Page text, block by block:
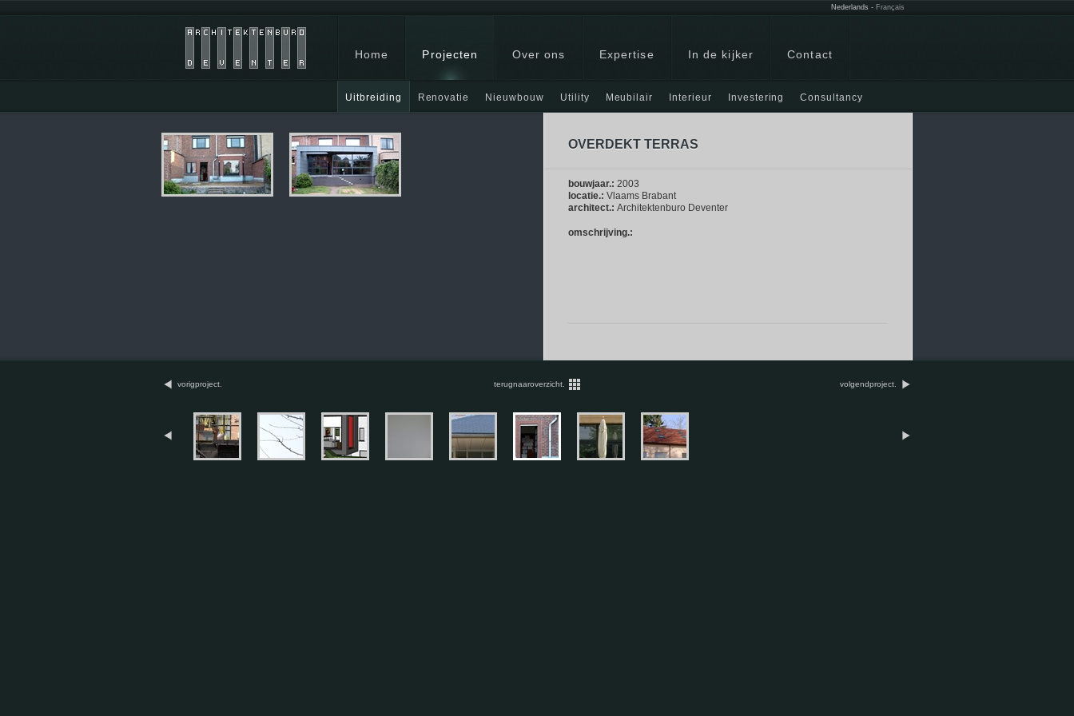
Nederlands - Français
Home Projecten Over ons Expertise In de kijker Contact
Uitbreiding Renovatie Nieuwbouw Utility Meubilair Interieur Investering Consultancy
OVERDEKT TERRAS
bouwjaar.: 2003
locatie.: Vlaams Brabant
architect.: Architektenburo Deventer
omschrijving.:
vorigproject. terugnaaroverzicht. volgendproject.